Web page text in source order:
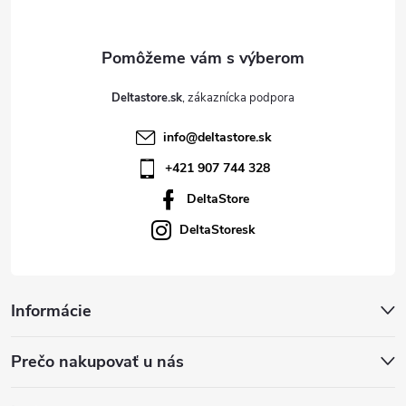
Deltastore.sk
info@deltastore.sk
+421 907 744 328
DeltaStore
DeltaStoresk
Informácie
Prečo nakupovať u nás